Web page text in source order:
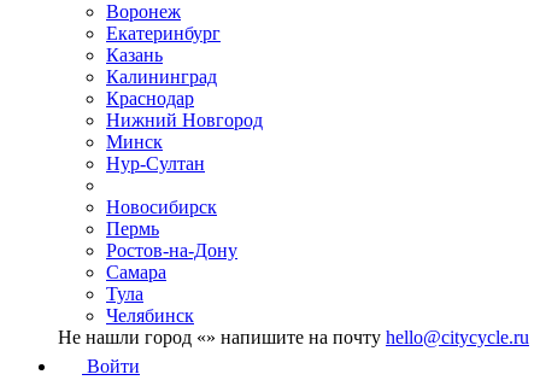
Воронеж
Екатеринбург
Казань
Калининград
Краснодар
Нижний Новгород
Минск
Нур-Султан
Новосибирск
Пермь
Ростов-на-Дону
Самара
Тула
Челябинск
Не нашли город «» напишите на почту hello@citycycle.ru
Войти